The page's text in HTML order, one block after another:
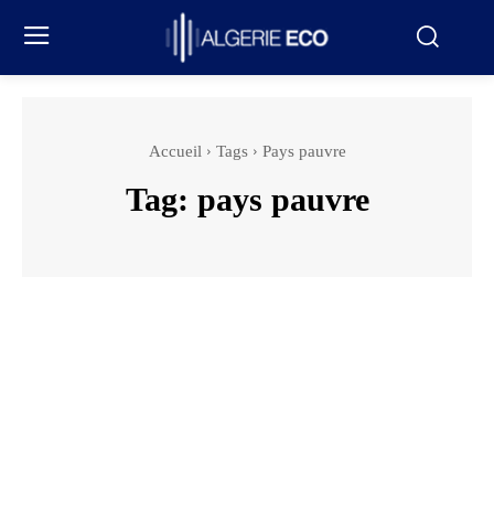
Accueil Tags Pays pauvre
Tag: pays pauvre